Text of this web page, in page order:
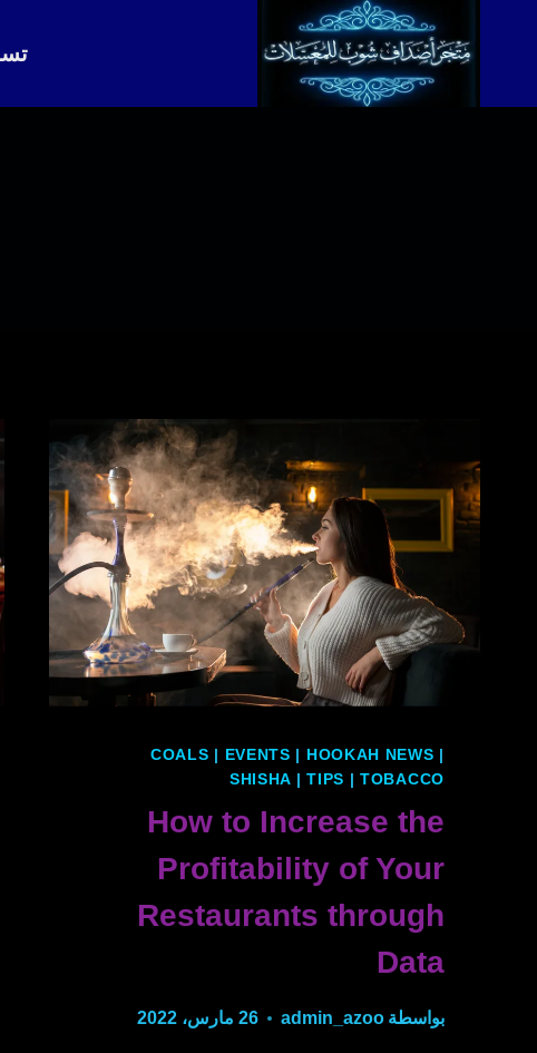
COALS | EVENTS | HOOKAH NEWS |
SHISHA |TIPS |TOBACCO
How to Increase the
Profitability of Your
Restaurants through
Data
بواسطة admin_azoo 26 مارس، 2022